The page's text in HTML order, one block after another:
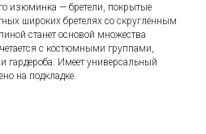
изюминка — бретели, покрытые
широких бретелях со скруглённым
станет основой множества
с костюмными группами,
Имеет универсальный
на подкладке.